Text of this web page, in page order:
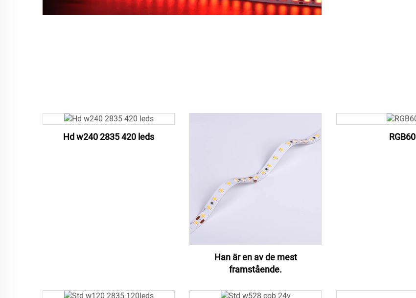
Hd w240 2835 420 leds
Han är en av de mest
framstående.
RGB60